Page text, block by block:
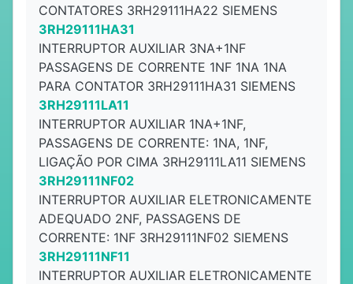
CONTATORES 3RH29111HA22 SIEMENS
3RH29111HA31
INTERRUPTOR AUXILIAR 3NA+1NF
PASSAGENS DE CORRENTE 1NF 1NA 1NA
PARA CONTATOR 3RH29111HA31 SIEMENS
3RH29111LA11
INTERRUPTOR AUXILIAR 1NA+1NF,
PASSAGENS DE CORRENTE: 1NA, 1NF,
LIGAÇÃO POR CIMA 3RH29111LA11 SIEMENS
3RH29111NF02
INTERRUPTOR AUXILIAR ELETRONICAMENTE
ADEQUADO 2NF, PASSAGENS DE
CORRENTE: 1NF 3RH29111NF02 SIEMENS
3RH29111NF11
INTERRUPTOR AUXILIAR ELETRONICAMENTE